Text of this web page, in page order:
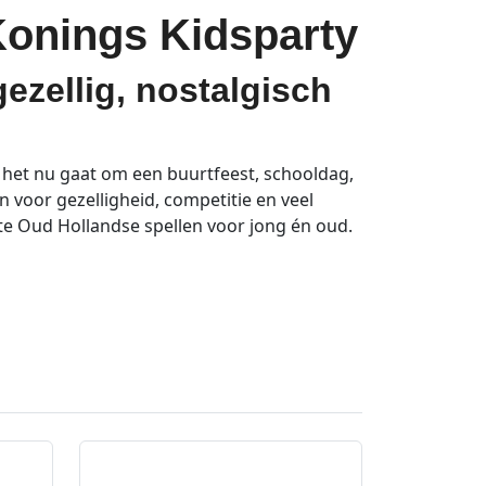
Kidsparty
nostalgisch
nu gaat om een buurtfeest, schooldag,
voor gezelligheid, competitie en veel
Oud Hollandse spellen voor jong én oud.